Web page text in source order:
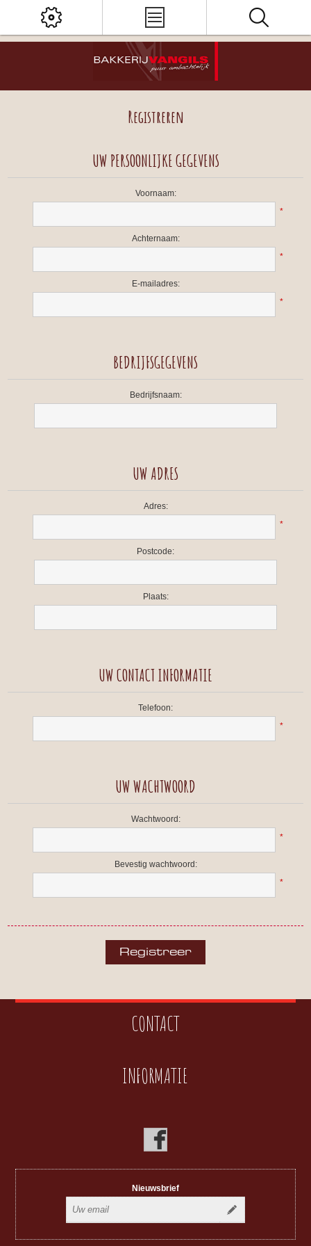
Registreren
UW PERSOONLIJKE GEGEVENS
Voornaam:
*
Achternaam:
*
E-mailadres:
*
BEDRIJFSGEGEVENS
Bedrijfsnaam:
UW ADRES
Adres:
*
Postcode:
Plaats:
UW CONTACT INFORMATIE
Telefoon:
*
UW WACHTWOORD
Wachtwoord:
*
Bevestig wachtwoord:
*
CONTACT
INFORMATIE
Nieuwsbrief